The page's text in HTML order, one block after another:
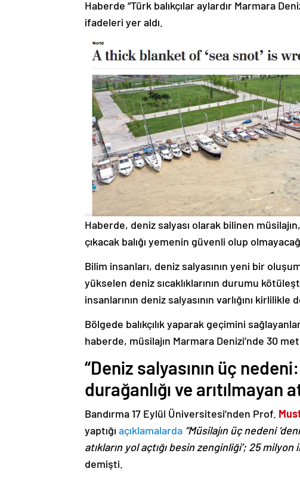
Haberde “Türk balıkçılar aylardır Marmara
ifadeleri yer aldı.
Haberde, deniz salyası olarak bilinen müsilajın,
çıkacak balığı yemenin güvenli olup
Bilim insanları, deniz salyasının yeni bir
yükselen deniz sıcaklıklarının durumu
insanlarının deniz salyasının varlığını kirlilikle
Bölgede balıkçılık yaparak geçimini
haberde, müsilajın Marmara Denizi’nde 30
“Deniz salyasının üç
durağanlığı ve arıtılmayan
Bandırma 17 Eylül Üniversitesi’nden Prof.
yaptığı açıklamalarda “Müsilajın üç nedeni
atıkların yol açtığı besin zenginliği’; 25 milyon
demişti.